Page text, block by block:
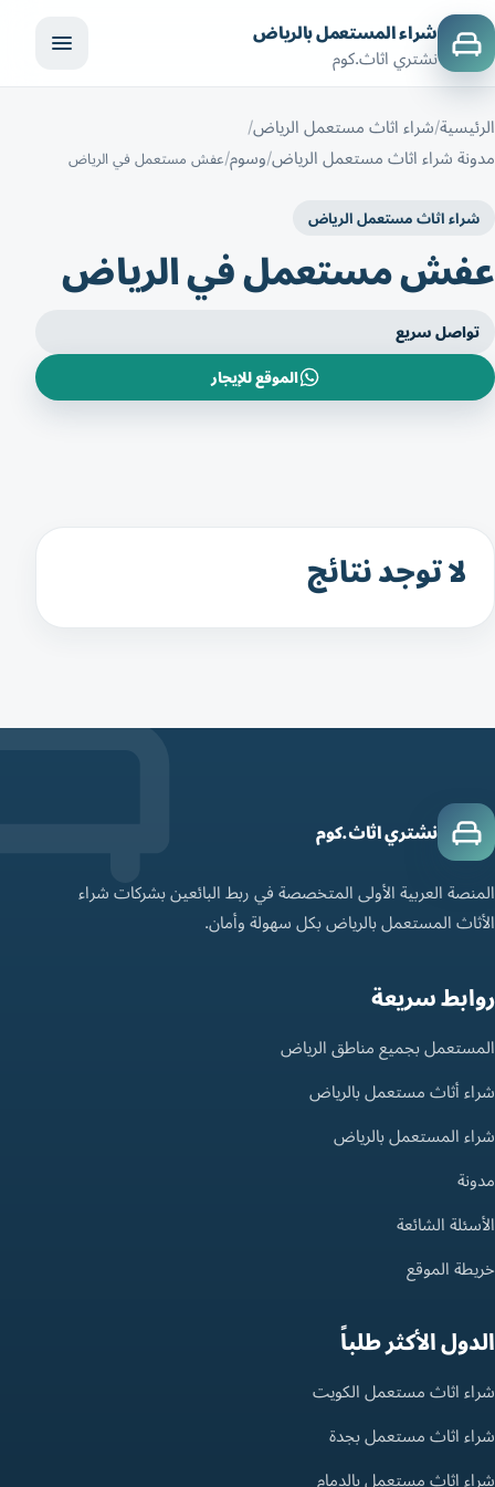
شراء المستعمل بالرياض
نشتري اثاث.كوم
الرئيسية شراء اثاث مستعمل الرياض
مدونة شراء اثاث مستعمل الرياض وسوم عفش مستعمل في الرياض
شراء اثاث مستعمل الرياض
عفش مستعمل في الرياض
تواصل سريع
الموقع للإيجار
لا توجد نتائج
نشتري اثاث.كوم
المنصة العربية الأولى المتخصصة في ربط البائعين بشركات شراء
الأثاث المستعمل بالرياض بكل سهولة وأمان.
روابط سريعة
المستعمل بجميع مناطق الرياض
شراء أثاث مستعمل بالرياض
شراء المستعمل بالرياض
مدونة
الأسئلة الشائعة
خريطة الموقع
الدول الأكثر طلباً
شراء اثاث مستعمل الكويت
شراء اثاث مستعمل بجدة
شراء اثاث مستعمل بالدمام